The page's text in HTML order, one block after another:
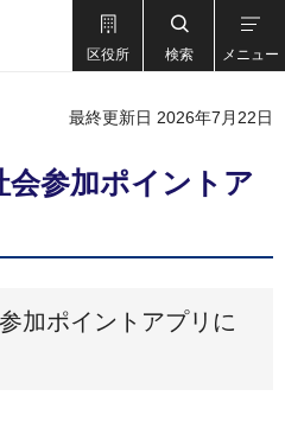
区役所 検索 メニュー
最終更新日 2026年7月22日
参加ポイントア
加ポイントアプリに